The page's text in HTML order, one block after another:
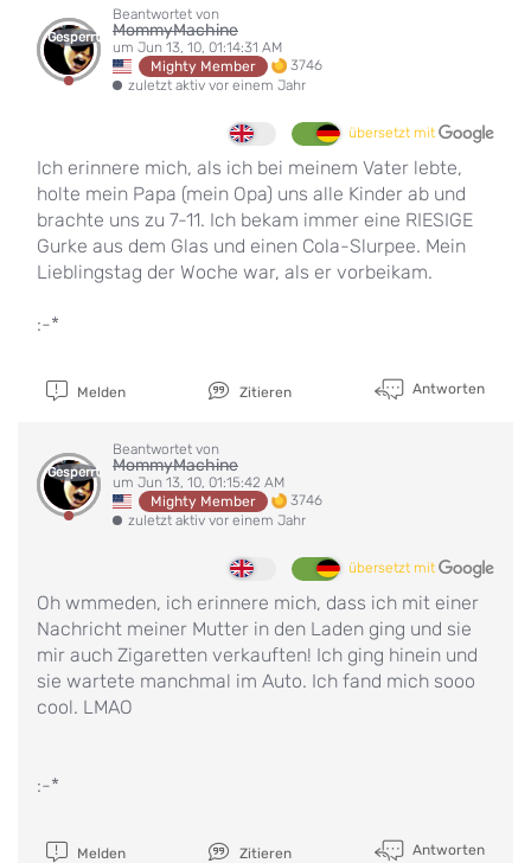
Gesperrt
Beantwortet von
MommyMachine
um Jun 13, 10, 01:14:31 AM
Mighty Member
3746
zuletzt aktiv vor einem Jahr
übersetzt mit
Ich erinnere mich, als ich bei meinem Vater lebte,
holte mein Papa (mein Opa) uns alle Kinder ab und
brachte uns zu 7-11. Ich bekam immer eine RIESIGE
Gurke aus dem Glas und einen Cola-Slurpee. Mein
Lieblingstag der Woche war, als er vorbeikam.
:-*
Melden Zitieren Antworten
Gesperrt
Beantwortet von
MommyMachine
um Jun 13, 10, 01:15:42 AM
Mighty Member
3746
zuletzt aktiv vor einem Jahr
übersetzt mit
Oh wmmeden, ich erinnere mich, dass ich mit einer
Nachricht meiner Mutter in den Laden ging und sie
mir auch Zigaretten verkauften! Ich ging hinein und
sie wartete manchmal im Auto. Ich fand mich sooo
cool. LMAO
:-*
Melden Zitieren Antworten